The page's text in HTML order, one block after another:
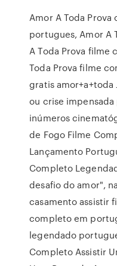
Amor A Toda
portugues, Amor A
A Toda Prova filme
Toda Prova filme
gratis
ou crise
inúmeros
de Fogo Filme
Lançamento
Completo
desafio do amor",
casamento assistir
completo em
legendado
Completo Assistir